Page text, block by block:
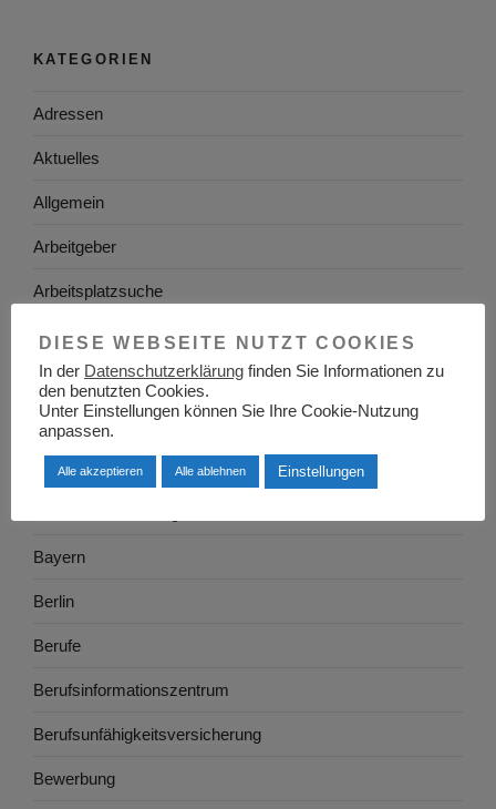
KATEGORIEN
Adressen
Aktuelles
Allgemein
Arbeitgeber
Arbeitsplatzsuche
Arbeitsrecht
Arbeitswelt
Arbeitszeugnis
Ausbildung
Bayern
Berlin
Berufe
Berufsinformationszentrum
Berufsunfähigkeitsversicherung
Bewerbung
DIESE WEBSEITE NUTZT COOKIES
In der Datenschutzerklärung finden Sie Informationen zu
den benutzten Cookies.
Unter Einstellungen können Sie Ihre Cookie-Nutzung
anpassen.
Alle akzeptieren Alle ablehnen Einstellungen